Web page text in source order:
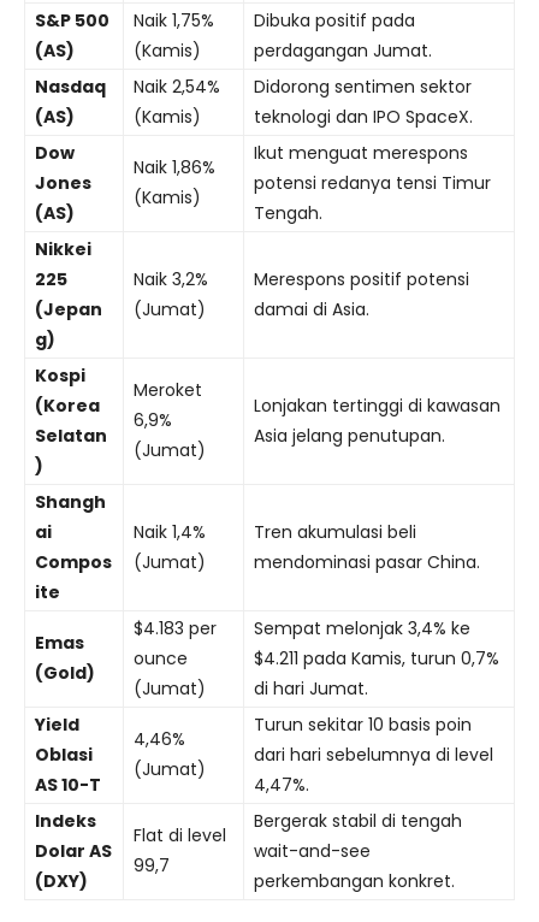
S&P 500
(AS)
Naik 1,75%
(Kamis)
Dibuka positif pada
perdagangan Jumat.
Nasdaq
(AS)
Naik 2,54%
(Kamis)
Didorong sentimen sektor
teknologi dan IPO SpaceX.
Dow
Jones
(AS)
Naik 1,86%
(Kamis)
Ikut menguat merespons
potensi redanya tensi Timur
Tengah.
Nikkei
225
(Jepan
g)
Naik 3,2%
(Jumat)
Merespons positif potensi
damai di Asia.
Kospi
(Korea
Selatan
)
Meroket
6,9%
(Jumat)
Lonjakan tertinggi di kawasan
Asia jelang penutupan.
Shangh
ai
Compos
ite
Naik 1,4%
(Jumat)
Tren akumulasi beli
mendominasi pasar China.
Emas
(Gold)
$4.183 per
ounce
(Jumat)
Sempat melonjak 3,4% ke
$4.211 pada Kamis, turun 0,7%
di hari Jumat.
Yield
Oblasi
AS 10-T
4,46%
(Jumat)
Turun sekitar 10 basis poin
dari hari sebelumnya di level
4,47%.
Indeks
Dolar AS
(DXY)
Flat di level
99,7
Bergerak stabil di tengah
wait-and-see
perkembangan konkret.